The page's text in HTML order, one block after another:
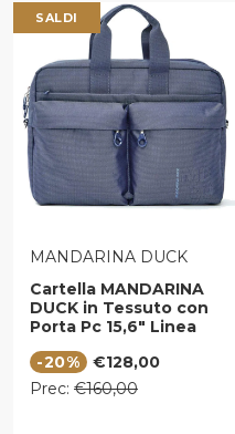
SALDI
VENDITORE:
MANDARINA DUCK
Cartella MANDARINA
DUCK in Tessuto con
Porta Pc 15,6" Linea
Blue
-20%
Prezzo di vendita
€128,00
Prezzo regolare
Prec: €160,00